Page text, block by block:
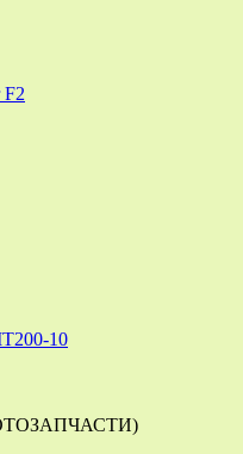
F2
10